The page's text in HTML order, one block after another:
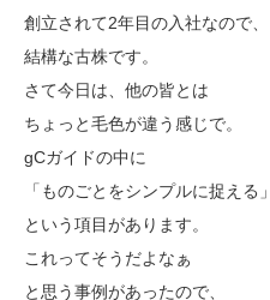
創立されて2年目の入社なので、
結構な古株です。
さて今日は、他の皆とは
ちょっと毛色が違う感じで。
gCガイドの中に
「ものごとをシンプルに捉える」
という項目があります。
これってそうだよなぁ
と思う事例があったので、